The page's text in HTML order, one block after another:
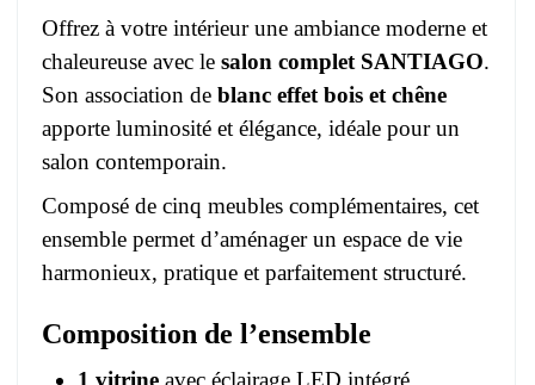
Offrez à votre intérieur une ambiance moderne et
chaleureuse avec le salon complet SANTIAGO.
Son association de blanc effet bois et chêne
apporte luminosité et élégance, idéale pour un
salon contemporain.
Composé de cinq meubles complémentaires, cet
ensemble permet d’aménager un espace de vie
harmonieux, pratique et parfaitement structuré.
Composition de l’ensemble
1 vitrine avec éclairage LED intégré